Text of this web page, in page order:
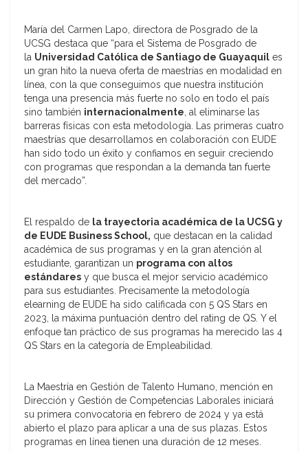
María del Carmen Lapo, directora de Posgrado de la
UCSG destaca que “para el Sistema de Posgrado de
la Universidad Católica de Santiago de Guayaquil es
un gran hito la nueva oferta de maestrías en modalidad en
línea, con la que conseguimos que nuestra institución
tenga una presencia más fuerte no solo en todo el país
sino también internacionalmente , al eliminarse las
barreras físicas con esta metodología. Las primeras cuatro
maestrías que desarrollamos en colaboración con EUDE
han sido todo un éxito y confiamos en seguir creciendo
con programas que respondan a la demanda tan fuerte
del mercado”.
El respaldo de la trayectoria académica de la UCSG y
de EUDE Business School, que destacan en la calidad
académica de sus programas y en la gran atención al
estudiante, garantizan un programa con altos
estándares y que busca el mejor servicio académico
para sus estudiantes. Precisamente la metodología
elearning de EUDE ha sido calificada con 5 QS Stars en
2023, la máxima puntuación dentro del rating de QS. Y el
enfoque tan práctico de sus programas ha merecido las 4
QS Stars en la categoría de Empleabilidad.
La Maestría en Gestión de Talento Humano, mención en
Dirección y Gestión de Competencias Laborales iniciará
su primera convocatoria en febrero de 2024 y ya está
abierto el plazo para aplicar a una de sus plazas. Estos
programas en línea tienen una duración de 12 meses.